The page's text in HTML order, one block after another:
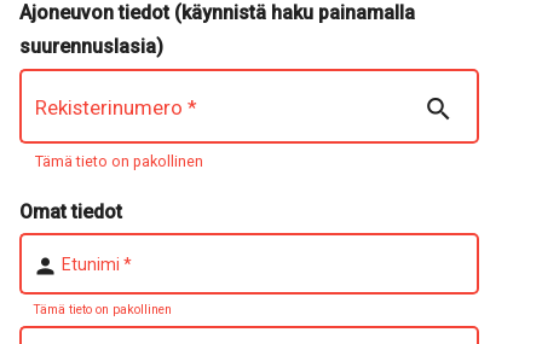
Ajoneuvon tiedot (käynnistä haku painamalla
suurennuslasia)
Rekisterinumero * 
Tämä tieto on pakollinen
Omat tiedot
person Etunimi *
Tämä tieto on pakollinen